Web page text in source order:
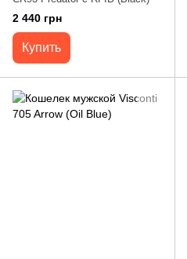
2 440 грн
Купить